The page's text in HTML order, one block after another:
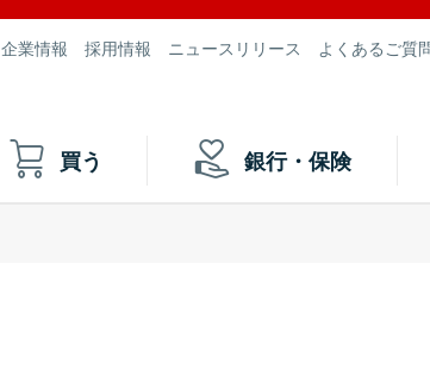
企業情報 採用情報 ニュースリリース よくあるご質
買う 銀行・保険